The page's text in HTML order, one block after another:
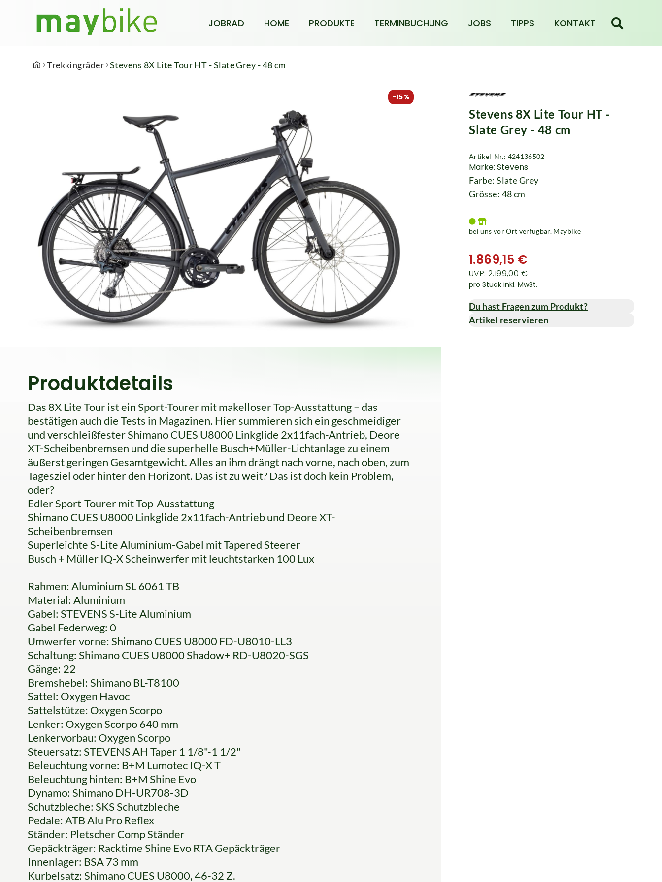
JOBRAD HOME PRODUKTE TERMINBUCHUNG JOBS TIPPS KONTAKT
Trekkingräder Stevens 8X Lite Tour HT - Slate Grey - 48 cm
-15%
Produktdetails
Das 8X Lite Tour ist ein Sport-Tourer mit makelloser Top-Ausstattung – das
bestätigen auch die Tests in Magazinen. Hier summieren sich ein geschmeidiger
und verschleißfester Shimano CUES U8000 Linkglide 2x11fach-Antrieb, Deore
XT-Scheibenbremsen und die superhelle Busch+Müller-Lichtanlage zu einem
äußerst geringen Gesamtgewicht. Alles an ihm drängt nach vorne, nach oben, zum
Tagesziel oder hinter den Horizont. Das ist zu weit? Das ist doch kein Problem,
oder?
Edler Sport-Tourer mit Top-Ausstattung
Shimano CUES U8000 Linkglide 2x11fach-Antrieb und Deore XT-
Scheibenbremsen
Superleichte S-Lite Aluminium-Gabel mit Tapered Steerer
Busch + Müller IQ-X Scheinwerfer mit leuchtstarken 100 Lux
Rahmen: Aluminium SL 6061 TB
Material: Aluminium
Gabel: STEVENS S-Lite Aluminium
Gabel Federweg: 0
Umwerfer vorne: Shimano CUES U8000 FD-U8010-LL3
Schaltung: Shimano CUES U8000 Shadow+ RD-U8020-SGS
Gänge: 22
Bremshebel: Shimano BL-T8100
Sattel: Oxygen Havoc
Sattelstütze: Oxygen Scorpo
Lenker: Oxygen Scorpo 640 mm
Lenkervorbau: Oxygen Scorpo
Steuersatz: STEVENS AH Taper 1 1/8"-1 1/2"
Beleuchtung vorne: B+M Lumotec IQ-X T
Beleuchtung hinten: B+M Shine Evo
Dynamo: Shimano DH-UR708-3D
Schutzbleche: SKS Schutzbleche
Pedale: ATB Alu Pro Reflex
Ständer: Pletscher Comp Ständer
Gepäckträger: Racktime Shine Evo RTA Gepäckträger
Innenlager: BSA 73 mm
Kurbelsatz: Shimano CUES U8000, 46-32 Z.
Stevens 8X Lite Tour HT -
Slate Grey - 48 cm
Artikel-Nr.: 424136502
Marke: Stevens
Farbe: Slate Grey
Grösse: 48 cm
bei uns vor Ort verfügbar. Maybike
1.869,15 €
UVP: 2.199,00 €
pro Stück inkl. MwSt.
Du hast Fragen zum Produkt?
Artikel reservieren